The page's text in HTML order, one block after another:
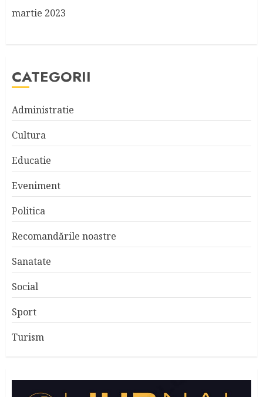
martie 2023
CATEGORII
Administratie
Cultura
Educatie
Eveniment
Politica
Recomandările noastre
Sanatate
Social
Sport
Turism